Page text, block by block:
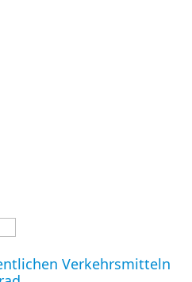
Verkehrsmitteln